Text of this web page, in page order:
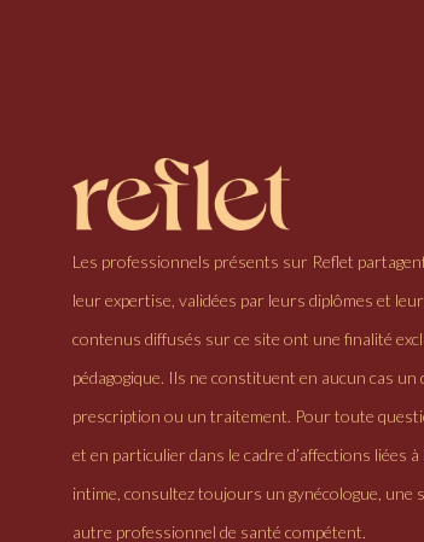
Les professionnels présents sur Reflet
leur expertise, validées par leurs diplômes et
contenus diffusés sur ce site ont une finalité
pédagogique. Ils ne constituent en aucun cas un
prescription ou un traitement. Pour toute
et en particulier dans le cadre d’affections liées
intime, consultez toujours un gynécologue, une
autre professionnel de santé compétent.